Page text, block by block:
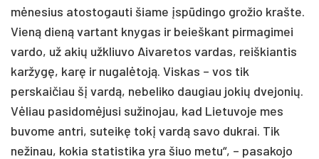
mėnesius atostogauti šiame įspūdingo grožio krašte.
Vieną dieną vartant knygas ir beieškant pirmagimei
vardo, už akių užkliuvo Aivaretos vardas, reiškiantis
karžygę, karę ir nugalėtoją. Viskas – vos tik
perskaičiau šį vardą, nebeliko daugiau jokių dvejonių.
Vėliau pasidomėjusi sužinojau, kad Lietuvoje mes
buvome antri, suteikę tokį vardą savo dukrai. Tik
nežinau, kokia statistika yra šiuo metu“, – pasakojo